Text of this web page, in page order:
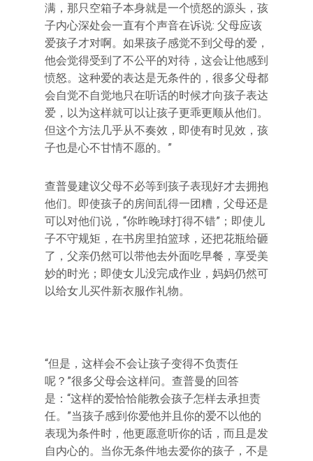
满，那只空箱子本身就是一个愤怒的源头，孩
子内心深处会一直有个声音在诉说: 父母应该
爱孩子才对啊。如果孩子感觉不到父母的爱，
他会觉得受到了不公平的对待，这会让他感到
愤怒。这种爱的表达是无条件的，很多父母都
会自觉不自觉地只在听话的时候才向孩子表达
爱，以为这样就可以让孩子更乖更顺从他们。
但这个方法几乎从不奏效，即使有时见效，孩
子也是心不甘情不愿的。”
查普曼建议父母不必等到孩子表现好才去拥抱
他们。即使孩子的房间乱得一团糟，父母还是
可以对他们说，“你昨晚球打得不错”；即使儿
子不守规矩，在书房里拍篮球，还把花瓶给砸
了，父亲仍然可以带他去外面吃早餐，享受美
妙的时光；即使女儿没完成作业，妈妈仍然可
以给女儿买件新衣服作礼物。
“但是，这样会不会让孩子变得不负责任
呢？”很多父母会这样问。查普曼的回答
是：“这样的爱恰恰能教会孩子怎样去承担责
任。”当孩子感到你爱他并且你的爱不以他的
表现为条件时，他更愿意听你的话，而且是发
自内心的。当你无条件地去爱你的孩子，不是